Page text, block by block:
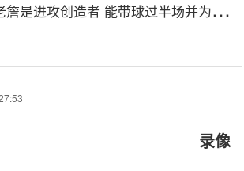
是进攻创造者 能带球过半场并为队
录像